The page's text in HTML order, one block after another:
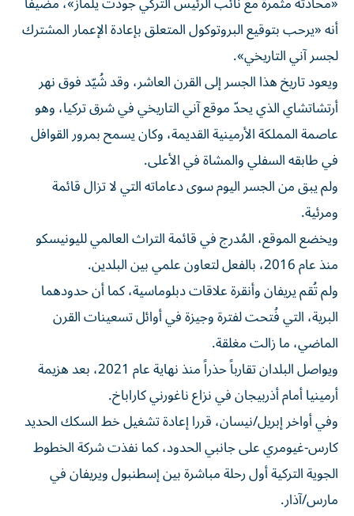
أنه «يرحب بتوقيع البروتوكول المتعلق بإعادة الإعمار المشترك
لجسر آني التاريخي».
ويعود تاريخ هذا الجسر إلى القرن العاشر، وقد شُيّد فوق نهر
أرتشاتشاي الذي يحدّ موقع آني التاريخي في شرق تركيا، وهو
عاصمة المملكة الأرمينية القديمة، وكان يسمح بمرور القوافل
في طابقه السفلي والمشاة في الأعلى.
ولم يبق من الجسر اليوم سوى دعاماته التي لا تزال قائمة
ومرئية.
ويخضع الموقع، المُدرج في قائمة التراث العالمي لليونيسكو
منذ عام 2016، بالفعل لتعاون علمي بين البلدين.
ولم تُقم يريفان وأنقرة علاقات دبلوماسية، كما أن حدودهما
البرية، التي فُتحت لفترة وجيزة في أوائل تسعينات القرن
الماضي، ما زالت مغلقة.
ويواصل البلدان تقارباً حذراً منذ نهاية عام 2021، بعد هزيمة
أرمينيا أمام أذربيجان في نزاع ناغورني كاراباخ.
وفي أواخر إبريل/نيسان، قررا إعادة تشغيل خط السكك الحديد
كارس-غيومري على جانبي الحدود، كما نفذت شركة الخطوط
الجوية التركية أول رحلة مباشرة بين إسطنبول ويريفان في
مارس/آذار.